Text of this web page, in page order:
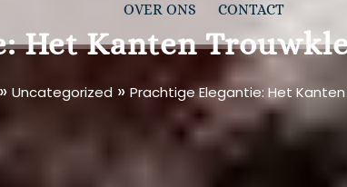
OVER ONS CONTACT
Het Kanten
» Uncategorized» Prachtige Elegantie: Het